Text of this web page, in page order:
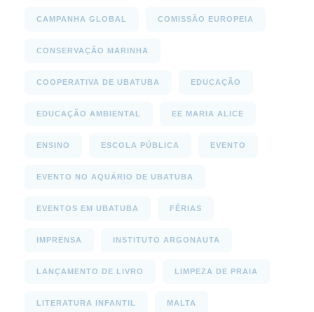
CAMPANHA GLOBAL COMISSÃO EUROPEIA
CONSERVAÇÃO MARINHA
COOPERATIVA DE UBATUBA EDUCAÇÃO
EDUCAÇÃO AMBIENTAL EE MARIA ALICE
ENSINO ESCOLA PÚBLICA EVENTO
EVENTO NO AQUÁRIO DE UBATUBA
EVENTOS EM UBATUBA FÉRIAS
IMPRENSA INSTITUTO ARGONAUTA
LANÇAMENTO DE LIVRO LIMPEZA DE PRAIA
LITERATURA INFANTIL MALTA